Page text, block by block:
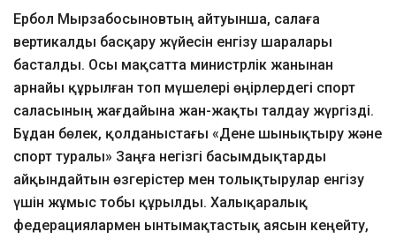
Ербол Мырзабосыновтың айтуынша, салаға
вертикалды басқару жүйесін енгізу шаралары
басталды. Осы мақсатта министрлік жанынан
арнайы құрылған топ мүшелері өңірлердегі спорт
саласының жағдайына жан-жақты талдау жүргізді.
Бұдан бөлек, қолданыстағы «Дене шынықтыру және
спорт туралы» Заңға негізгі басымдықтарды
айқындайтын өзгерістер мен толықтырулар енгізу
үшін жұмыс тобы құрылды. Халықаралық
федерациялармен ынтымақтастық аясын кеңейту,